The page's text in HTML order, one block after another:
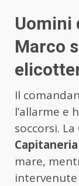
Uomini
Marco
Il
l’allarme e
soccorsi. La
Capitaneria
mare,